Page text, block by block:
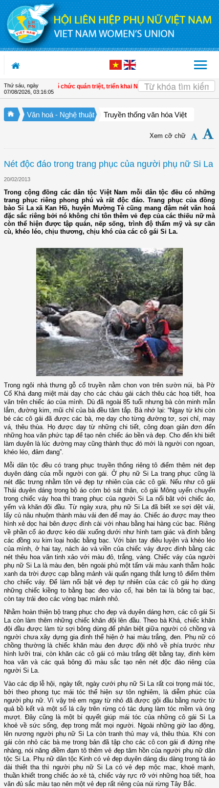
Truy cập nội dung luôn
Thứ sáu, ngày
07/08/2026, 03:16:06
cấp | Hà Nội: Tổ chức quán triệt, triển khai Nghị quyết Đại hội đại biểu phụ nữ
Văn hoá - Nghệ thuật Truyền thống văn hóa Việt
Xem cỡ chữ
Nét độc đáo trong trang phục của người phụ nữ Si La
20/02/2013
Trong cộng đồng các dân tộc Việt Nam mỗi dân tộc đều có những
trang phục riêng phong phú và rất độc đáo. Trang phục của đồng
bào Si La xã Kan Hồ, huyện Mường Tè cũng mang đậm nét văn hoá
đặc sắc riêng bởi nó không chỉ tôn thêm vẻ đẹp của các thiếu nữ mà
còn thể hiện được tập quán, nếp sống, trình độ thẩm mỹ và sự cần
cù, khéo léo, chịu thương, chịu khó của các cô gái Si La.
Trong ngôi nhà thưng gỗ cổ truyền nằm chon von trên sườn núi, bà Pờ
Cố Khá đang miệt mài dạy cho các cháu gái cách thêu các hoạ tiết, hoa
văn trên chiếc áo của mình. Dù đã ngoài 85 tuổi nhưng bà còn minh mẫn
lắm, đường kim, mũi chỉ của bà đều tăm tắp. Bà nhớ lại: “Ngay từ khi còn
bé các cô gái đã được các bà, mẹ dạy cho từng đường tơ, sợi chỉ, may
vá, thêu thùa. Họ được dạy từ những chi tiết, công đoạn giản đơn đến
những hoa văn phức tạp để tạo nên chiếc áo bền và đẹp. Cho đến khi biết
làm duyên là lúc đường may cũng thành thục đó mới là người con ngoan,
khéo léo, đảm đang”.
Mỗi dân tộc đều có trang phục truyền thống riêng tô điểm thêm nét đẹp
duyên dáng của mỗi người con gái. Ở phụ nữ Si La trang phục cũng là
nét đặc trưng nhằm tôn vẻ đẹp tự nhiên của các cô gái. Nếu như cô gái
Thái duyên dáng trong bộ áo cóm bó sát thân, cô gái Mông uyển chuyển
trong chiếc váy hoa thì trang phục của người Si La nổi bật với chiếc áo,
yếm và khăn đội đầu. Từ ngày xưa, phụ nữ Si La đã biết xe sợi dệt vải,
lấy củ nâu nhuộm thành màu vải đen để may áo. Chiếc áo được may theo
hình xẻ dọc hai bên được đính cài với nhau bằng hai hàng cúc bạc. Riêng
về phần cổ áo được kéo dài xuống dưới như hình tam giác và đính bằng
các đồng xu kim loại hoặc bằng bạc. Với bàn tay điêu luyện và khéo léo
của mình, ở hai tay, nách áo và viền của chiếc váy được đính bằng các
nét thêu hoa văn tinh xảo với màu đỏ, trắng, vàng. Chiếc váy của người
phụ nữ Si La là màu đen, bên ngoài phủ một tấm vải màu xanh thẫm hoặc
xanh da trời được cạp bằng mảnh vải quấn ngang thắt lưng tô điểm thêm
cho chiếc váy. Để làm nổi bật vẻ đẹp tự nhiên của các cô gái họ dùng
những chiếc kiềng to bằng bạc đeo vào cổ, hai bên tai là bông tai bạc,
còn tay trái đeo các vòng bạc mảnh nhỏ.
Nhằm hoàn thiện bộ trang phục cho đẹp và duyên dáng hơn, các cô gái Si
La còn làm thêm những chiếc khăn đội lên đầu. Theo bà Khá, chiếc khăn
đội đầu được làm từ sợi bông dùng để phân biệt giữa người có chồng và
người chưa xây dựng gia đình thể hiện ở hai màu trắng, đen. Phụ nữ có
chồng thường là chiếc khăn màu đen được đội nhô về phía trước như
hình lưỡi trai, còn khăn các cô gái có màu trắng dệt bằng tay, đính kèm
hoa văn và các quả bông đủ màu sắc tạo nên nét độc đáo riêng của
người Si La.
Vào các dịp lễ hội, ngày tết, ngày cưới phụ nữ Si La rất coi trọng mái tóc,
bởi theo phong tục mái tóc thể hiện sự tôn nghiêm, là diễm phúc của
người phụ nữ. Vì vậy trẻ em ngay từ nhỏ đã được gội đầu bằng nước từ
quả bồ kết và một số lá cây trên rừng có tác dụng làm tóc mềm và óng
mượt. Đây cũng là một bí quyết giúp mái tóc của những cô gái Si La
khoẻ về sức sống, đẹp trong mắt mọi người. Ngoài những giờ lao động,
lên nương người phụ nữ Si La còn tranh thủ may vá, thêu thùa. Khi con
gái còn nhỏ các bà mẹ trong bản đã tập cho các cô con gái đi đứng nhẹ
nhàng, nói năng điềm đạm tô thêm vẻ đẹp tâm hồn của người phụ nữ dân
tộc Si La. Phụ nữ dân tộc Kinh có vẻ đẹp duyên dáng dịu dàng trong tà áo
dài thiết tha thì người phụ nữ Si La có vẻ đẹp mộc mạc, khoẻ mạnh,
thuần khiết trong chiếc áo xẻ tà, chiếc váy rực rỡ với những hoạ tiết, hoa
văn đủ sắc màu tạo nên một vẻ đẹp rất riêng của núi rừng Tây Bắc.